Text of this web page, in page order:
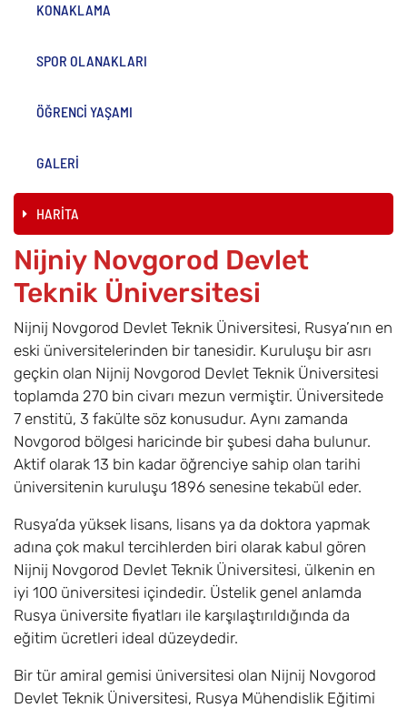
KONAKLAMA
SPOR OLANAKLARI
ÖĞRENCİ YAŞAMI
GALERİ
HARİTA
Nijniy Novgorod Devlet
Teknik Üniversitesi
Nijnij Novgorod Devlet Teknik Üniversitesi, Rusya’nın en
eski üniversitelerinden bir tanesidir. Kuruluşu bir asrı
geçkin olan Nijnij Novgorod Devlet Teknik Üniversitesi
toplamda 270 bin civarı mezun vermiştir. Üniversitede
7 enstitü, 3 fakülte söz konusudur. Aynı zamanda
Novgorod bölgesi haricinde bir şubesi daha bulunur.
Aktif olarak 13 bin kadar öğrenciye sahip olan tarihi
üniversitenin kuruluşu 1896 senesine tekabül eder.
Rusya’da yüksek lisans, lisans ya da doktora yapmak
adına çok makul tercihlerden biri olarak kabul gören
Nijnij Novgorod Devlet Teknik Üniversitesi, ülkenin en
iyi 100 üniversitesi içindedir. Üstelik genel anlamda
Rusya üniversite fiyatları ile karşılaştırıldığında da
eğitim ücretleri ideal düzeydedir.
Bir tür amiral gemisi üniversitesi olan Nijnij Novgorod
Devlet Teknik Üniversitesi, Rusya Mühendislik Eğitimi